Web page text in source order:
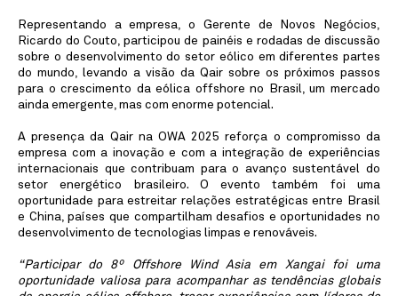
Representando a empresa, o Gerente de Novos Negócios,
Ricardo do Couto, participou de painéis e rodadas de discussão
sobre o desenvolvimento do setor eólico em diferentes partes
do mundo, levando a visão da Qair sobre os próximos passos
para o crescimento da eólica offshore no Brasil, um mercado
ainda emergente, mas com enorme potencial.
A presença da Qair na OWA 2025 reforça o compromisso da
empresa com a inovação e com a integração de experiências
internacionais que contribuam para o avanço sustentável do
setor energético brasileiro. O evento também foi uma
oportunidade para estreitar relações estratégicas entre Brasil
e China, países que compartilham desafios e oportunidades no
desenvolvimento de tecnologias limpas e renováveis.
“Participar do 8º Offshore Wind Asia em Xangai foi uma
oportunidade valiosa para acompanhar as tendências globais